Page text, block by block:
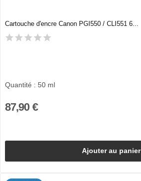
Cartouche d'encre Canon PGI550 / CLI551 6...
Quantité : 50 ml
87,90 €
Ajouter au panier